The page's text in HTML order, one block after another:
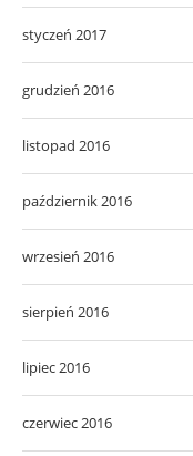
styczeń 2017
grudzień 2016
listopad 2016
październik 2016
wrzesień 2016
sierpień 2016
lipiec 2016
czerwiec 2016